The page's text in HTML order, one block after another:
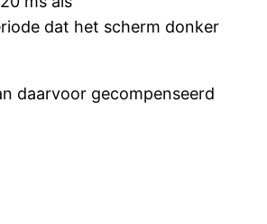
dat het scherm donker
daarvoor gecompenseerd